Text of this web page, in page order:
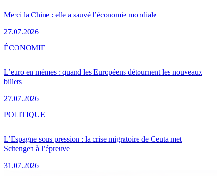
Merci la Chine : elle a sauvé l’économie mondiale
27.07.2026
L’euro en mèmes : quand les Européens détournent les nouveaux
billets
27.07.2026
ÉCONOMIE
L’Espagne sous pression : la crise migratoire de Ceuta met
Schengen à l’épreuve
31.07.2026
POLITIQUE